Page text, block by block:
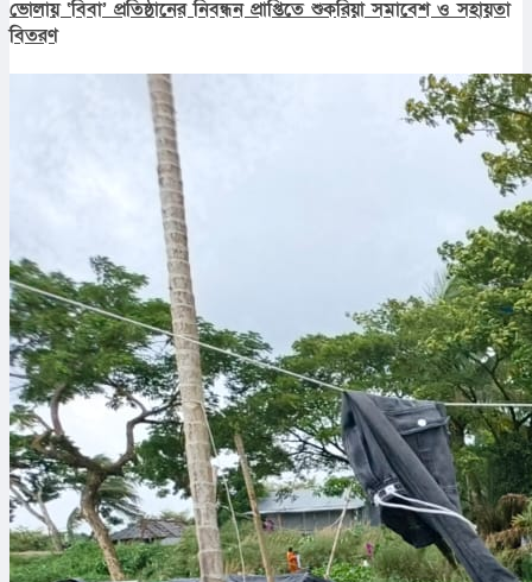
ভোলায় ‘বিবা’ প্রতিষ্ঠানের নিবন্ধন প্রাপ্তিতে শুকরিয়া সমাবেশ ও সহায়তা
বিতরণ